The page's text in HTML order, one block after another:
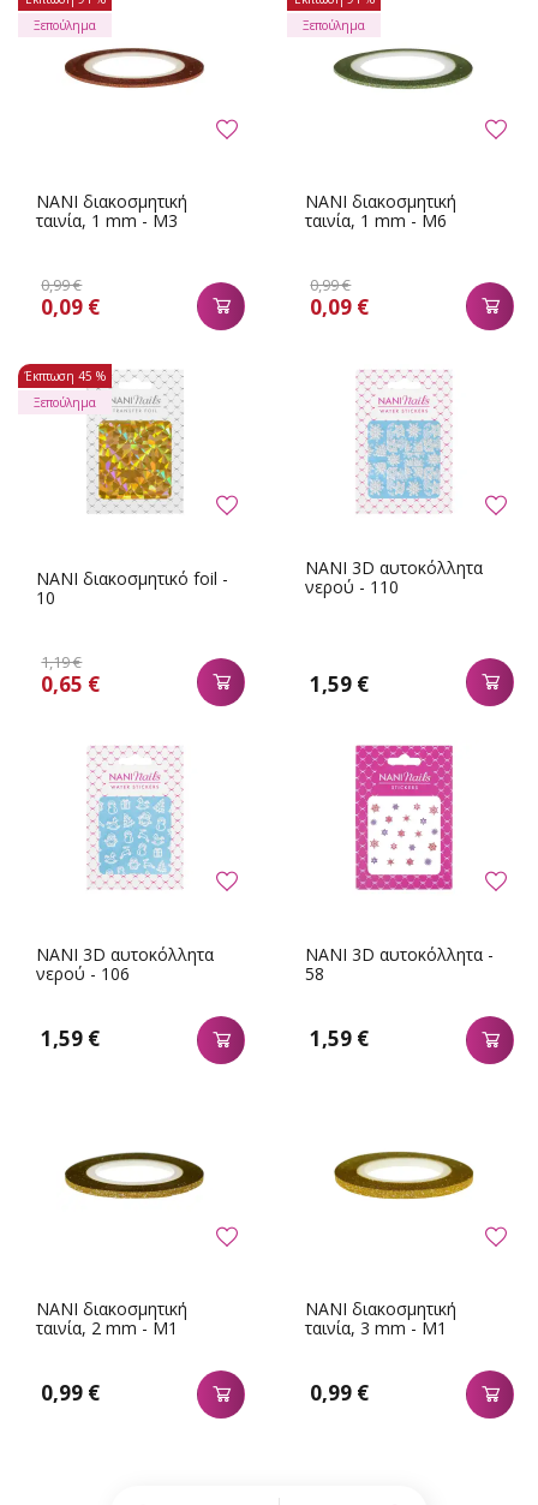
NANI διακοσμητική
ταινία, 1 mm - M3
0,99 €
0,09 €
Ξεπούλημα
NANI διακοσμητική
ταινία, 1 mm - M6
0,99 €
0,09 €
Ξεπούλημα
NANI διακοσμητικό foil -
10
1,19 €
0,65 €
Έκπτωση 45 %
Ξεπούλημα
NANI 3D αυτοκόλλητα
νερού - 110
1,59 €
NANI 3D αυτοκόλλητα
νερού - 106
1,59 €
NANI 3D αυτοκόλλητα -
58
1,59 €
NANI διακοσμητική
ταινία, 2 mm - M1
0,99 €
NANI διακοσμητική
ταινία, 3 mm - M1
0,99 €